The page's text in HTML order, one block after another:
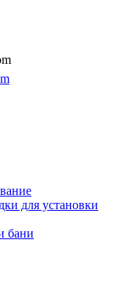
для установки
бани